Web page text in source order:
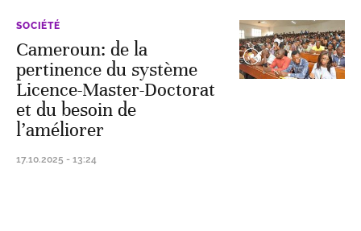
SOCIÉTÉ
Cameroun: de la
pertinence du système
Licence-Master-Doctorat
et du besoin de
l’améliorer
17.10.2025 - 13:24